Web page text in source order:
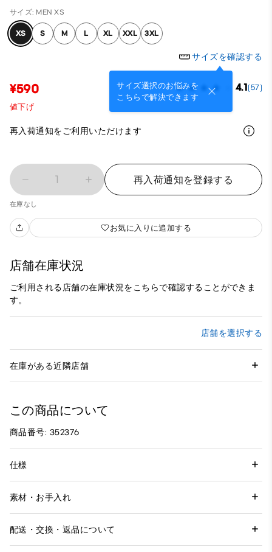
サイズ: MEN XS
XS S M L XL XXL 3XL
サイズを確認する
サイズ選択のお悩みを
こちらで解決できます
¥590 4.1(57)
値下げ
再入荷通知をご利用いただけます
1 再入荷通知を登録する
在庫なし
お気に入りに追加する
店舗在庫状況
ご利用される店舗の在庫状況をこちらで確認することができま
す。
店舗を選択する
在庫がある近隣店舗
この商品について
商品番号: 352376
仕様
素材・お手入れ
配送・交換・返品について